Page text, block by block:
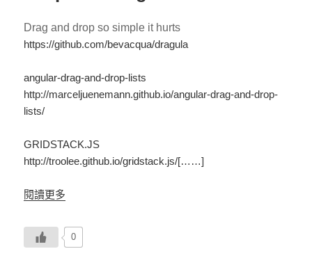
Drag and drop so simple it hurts
https://github.com/bevacqua/dragula
angular-drag-and-drop-lists
http://marceljuenemann.github.io/angular-drag-and-drop-
lists/
GRIDSTACK.JS
http://troolee.github.io/gridstack.js/[……]
閱讀更多
0